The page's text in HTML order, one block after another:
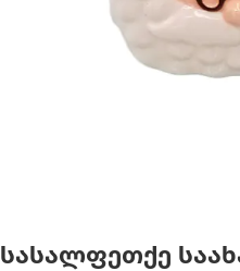
სასალფეთქე